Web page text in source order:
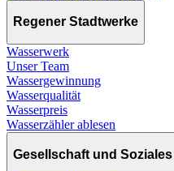
Regener Stadtwerke
Wasserwerk
Unser Team
Wassergewinnung
Wasserqualität
Wasserpreis
Wasserzähler ablesen
Gesellschaft und Soziales